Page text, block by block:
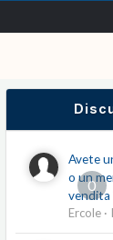
0
Avete
o un
vendita
Ercole·